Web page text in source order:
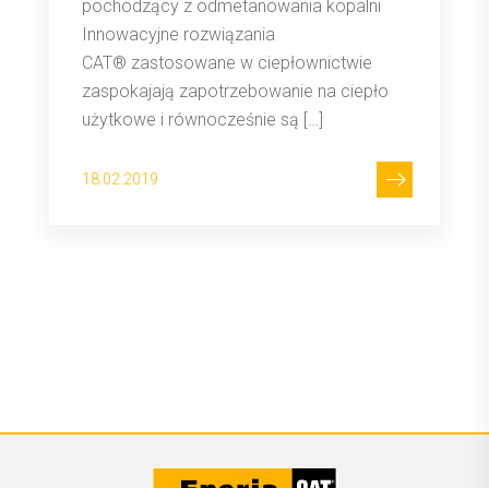
pochodzący z odmetanowania kopalni
Innowacyjne rozwiązania
CAT® zastosowane w ciepłownictwie
zaspokajają zapotrzebowanie na ciepło
użytkowe i równocześnie są […]
18.02.2019